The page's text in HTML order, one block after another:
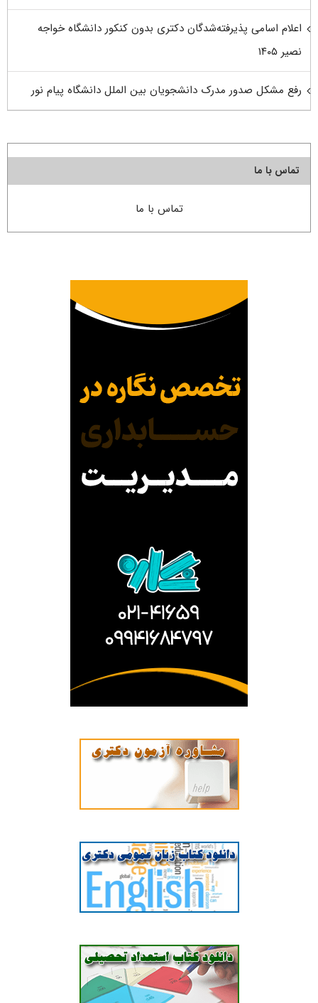
اعلام اسامی پذیرفته‌شدگان دکتری بدون کنکور دانشگاه خواجه
نصیر ۱۴۰۵
رفع مشکل صدور مدرک دانشجویان بین الملل دانشگاه پیام نور
تماس با ما
تماس با ما